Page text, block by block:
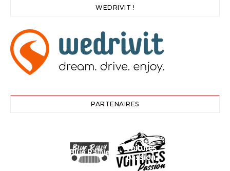
WEDRIVIT !
PARTENAIRES
Blue Rallye
Voitures
passion